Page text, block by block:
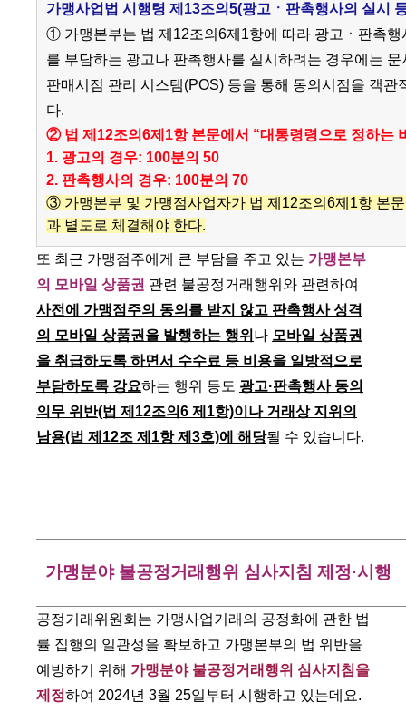
가맹사업법 시행령 제13조의5(광고ㆍ판촉행사의 실시
① 가맹본부는 법 제12조의6제1항에 따라 광고ㆍ판촉
를 부담하는 광고나 판촉행사를 실시하려는 경우에는
판매시점 관리 시스템(POS) 등을 통해 동의시점을 객
다.
② 법 제12조의6제1항 본문에서 “대통령령으로 정하는
1. 광고의 경우: 100분의 50
2. 판촉행사의 경우: 100분의 70
③ 가맹본부 및 가맹점사업자가 법 제12조의6제1항 본
과 별도로 체결해야 한다.
또 최근 가맹점주에게 큰 부담을 주고 있는 가맹본부
의 모바일 상품권 관련 불공정거래행위와 관련하여
사전에 가맹점주의 동의를 받지 않고 판촉행사 성격
의 모바일 상품권을 발행하는 행위 나 모바일 상품권
을 취급하도록 하면서 수수료 등 비용을 일방적으로
부담하도록 강요하는 행위 등도 광고·판촉행사 동의
의무 위반(법 제12조의6 제1항)이나 거래상 지위의
남용(법 제12조 제1항 제3호)에 해당될 수 있습니다.
가맹분야 불공정거래행위 심사지침 제정·시행
공정거래위원회는 가맹사업거래의 공정화에 관한 법
률 집행의 일관성을 확보하고 가맹본부의 법 위반을
예방하기 위해 가맹분야 불공정거래행위 심사지침을
제정하여 2024년 3월 25일부터 시행하고 있는데요.